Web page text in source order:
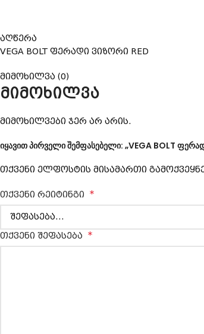
აღწერა
VEGA BOLT ფერადი ვიზორი RED
მიმოხილვა (0)
მიმოხილვა
მიმოხილვები ჯერ არ არის.
იყავით პირველი შემფასებელი: „VEGA BOLT
თქვენი ელფოსტის მისამართი
თქვენი რეიტინგი *
თქვენი შეფასება *